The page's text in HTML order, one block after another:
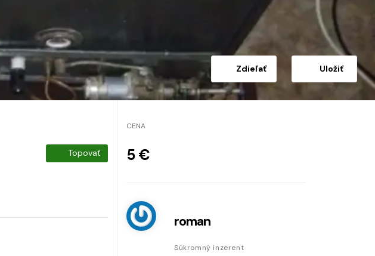
Zdieľať Uložiť
Topovať
CENA
5 €
roman
Súkromný inzerent